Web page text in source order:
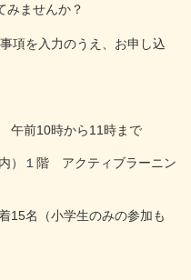
みませんか？
項を入力のうえ、お申し込
午前10時から11時まで
）１階 アクティブラーニン
名（小学生のみの参加も